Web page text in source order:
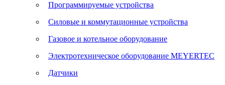
Программируемые устройства
Силовые и коммутационные устройства
Газовое и котельное оборудование
Электротехническое оборудование MEYERTEC
Датчики